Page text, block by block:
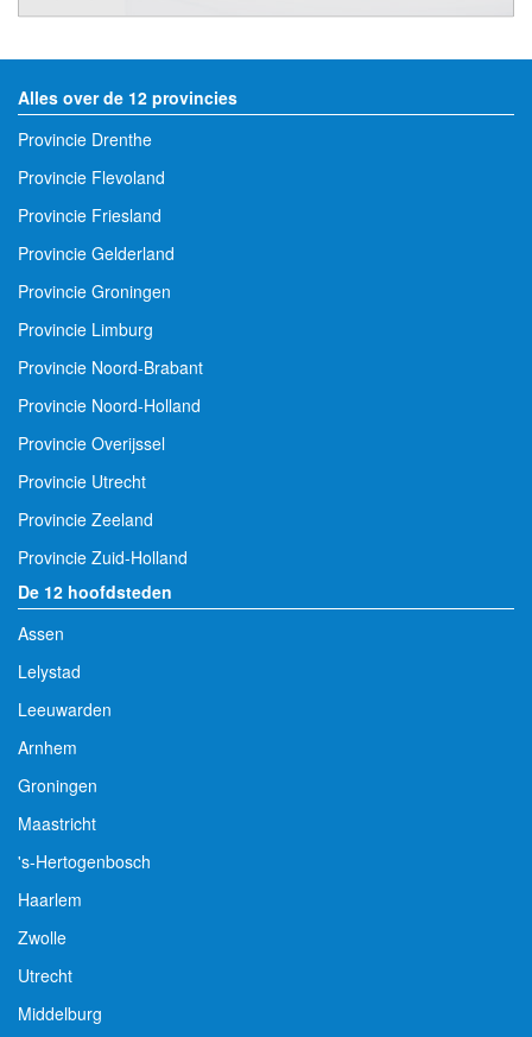
Alles over de 12 provincies
Provincie Drenthe
Provincie Flevoland
Provincie Friesland
Provincie Gelderland
Provincie Groningen
Provincie Limburg
Provincie Noord-Brabant
Provincie Noord-Holland
Provincie Overijssel
Provincie Utrecht
Provincie Zeeland
Provincie Zuid-Holland
De 12 hoofdsteden
Assen
Lelystad
Leeuwarden
Arnhem
Groningen
Maastricht
's-Hertogenbosch
Haarlem
Zwolle
Utrecht
Middelburg